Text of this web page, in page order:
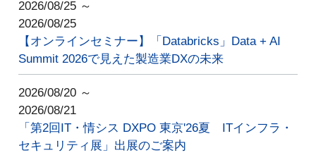
2026/08/25 ～
2026/08/25
【オンラインセミナー】「Databricks」Data + AI
Summit 2026で見えた製造業DXの未来
2026/08/20 ～
2026/08/21
「第2回IT・情シス DXPO 東京'26夏 ITインフラ・
セキュリティ展」出展のご案内